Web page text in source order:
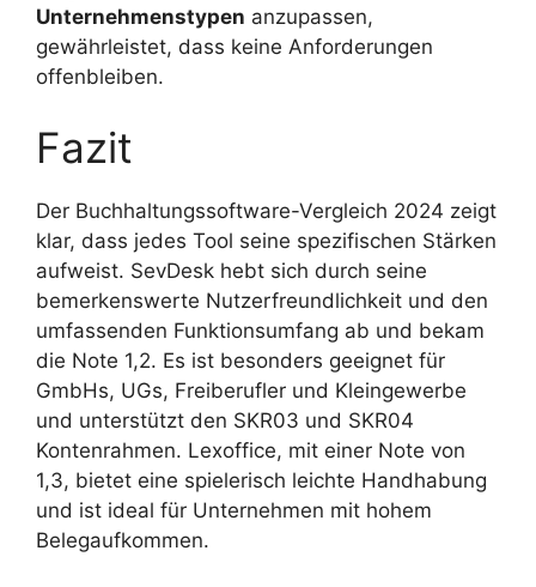
Unternehmenstypen anzupassen,
gewährleistet, dass keine Anforderungen
offenbleiben.
Fazit
Der Buchhaltungssoftware-Vergleich 2024 zeigt
klar, dass jedes Tool seine spezifischen Stärken
aufweist. SevDesk hebt sich durch seine
bemerkenswerte Nutzerfreundlichkeit und den
umfassenden Funktionsumfang ab und bekam
die Note 1,2. Es ist besonders geeignet für
GmbHs, UGs, Freiberufler und Kleingewerbe
und unterstützt den SKR03 und SKR04
Kontenrahmen. Lexoffice, mit einer Note von
1,3, bietet eine spielerisch leichte Handhabung
und ist ideal für Unternehmen mit hohem
Belegaufkommen.